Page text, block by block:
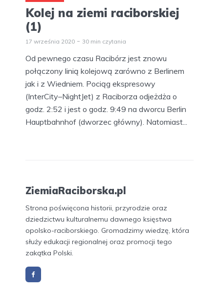
Kolej na ziemi raciborskiej
(1)
17 września 2020 30 min czytania
Od pewnego czasu Racibórz jest znowu
połączony linią kolejową zarówno z Berlinem
jak i z Wiedniem. Pociąg ekspresowy
(InterCity–NightJet) z Raciborza odjeżdża o
godz. 2:52 i jest o godz. 9:49 na dworcu Berlin
Hauptbahnhof (dworzec główny). Natomiast...
ZiemiaRaciborska.pl
Strona poświęcona historii, przyrodzie oraz
dziedzictwu kulturalnemu dawnego księstwa
opolsko-raciborskiego. Gromadzimy wiedzę, która
służy edukacji regionalnej oraz promocji tego
zakątka Polski.